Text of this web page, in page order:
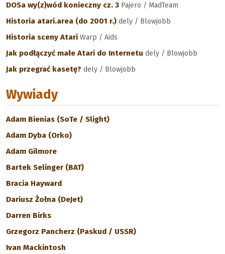
DOSa wy(z)wód konieczny cz. 3 Pajero / MadTeam
Historia atari.area (do 2001 r.) dely / Blowjobb
Historia sceny Atari Warp / Aids
Jak podłączyć małe Atari do Internetu dely / Blowjobb
Jak przegrać kasetę? dely / Blowjobb
Wywiady
Adam Bienias (SoTe / Slight)
Adam Dyba (Orko)
Adam Gilmore
Bartek Selinger (BAT)
Bracia Hayward
Dariusz Żołna (DeJet)
Darren Birks
Grzegorz Pancherz (Paskud / USSR)
Ivan Mackintosh